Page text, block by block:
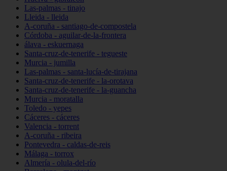
Las-palmas - tinajo
Lleida - lleida
A-coruña - santiago-de-compostela
Córdoba - aguilar-de-la-frontera
álava - eskuernaga
Santa-cruz-de-tenerife - tegueste
Murcia - jumilla
Las-palmas - santa-lucía-de-tirajana
Santa-cruz-de-tenerife - la-orotava
Santa-cruz-de-tenerife - la-guancha
Murcia - moratalla
Toledo - yepes
Cáceres - cáceres
Valencia - torrent
A-coruña - ribeira
Pontevedra - caldas-de-reis
Málaga - torrox
Almería - olula-del-río